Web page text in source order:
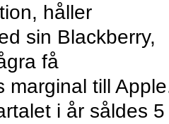
håller
sin Blackberry,
få
marginal till
i år såldes 5